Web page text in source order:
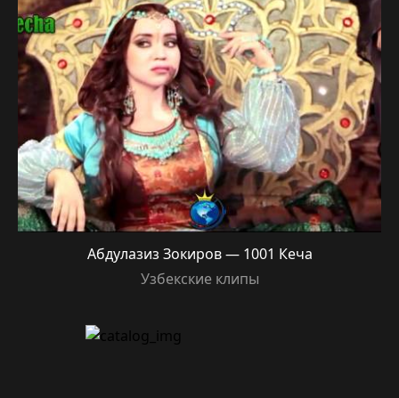
Абдулазиз Зокиров — 1001 Кеча
Узбекские клипы